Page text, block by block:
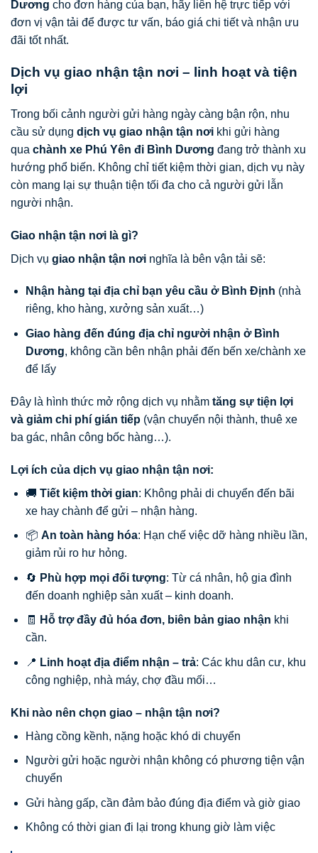
Dương cho đơn hàng của bạn, hãy liên hệ trực tiếp với
đơn vị vận tải để được tư vấn, báo giá chi tiết và nhận ưu
đãi tốt nhất.
Dịch vụ giao nhận tận nơi – linh hoạt và tiện
lợi
Trong bối cảnh người gửi hàng ngày càng bận rộn, nhu
cầu sử dụng dịch vụ giao nhận tận nơi khi gửi hàng
qua chành xe Phú Yên đi Bình Dương đang trở thành xu
hướng phổ biến. Không chỉ tiết kiệm thời gian, dịch vụ này
còn mang lại sự thuận tiện tối đa cho cả người gửi lẫn
người nhận.
Giao nhận tận nơi là gì?
Dịch vụ giao nhận tận nơi nghĩa là bên vận tải sẽ:
Nhận hàng tại địa chỉ bạn yêu cầu ở Bình Định (nhà
riêng, kho hàng, xưởng sản xuất…)
Giao hàng đến đúng địa chỉ người nhận ở Bình
Dương, không cần bên nhận phải đến bến xe/chành xe
để lấy
Đây là hình thức mở rộng dịch vụ nhằm tăng sự tiện lợi
và giảm chi phí gián tiếp (vận chuyển nội thành, thuê xe
ba gác, nhân công bốc hàng…).
Lợi ích của dịch vụ giao nhận tận nơi:
🚚 Tiết kiệm thời gian: Không phải di chuyển đến bãi
xe hay chành để gửi – nhận hàng.
📦 An toàn hàng hóa: Hạn chế việc dỡ hàng nhiều lần,
giảm rủi ro hư hỏng.
🔄 Phù hợp mọi đối tượng: Từ cá nhân, hộ gia đình
đến doanh nghiệp sản xuất – kinh doanh.
🧾 Hỗ trợ đầy đủ hóa đơn, biên bản giao nhận khi
cần.
📍 Linh hoạt địa điểm nhận – trả: Các khu dân cư, khu
công nghiệp, nhà máy, chợ đầu mối…
Khi nào nên chọn giao – nhận tận nơi?
Hàng cồng kềnh, nặng hoặc khó di chuyển
Người gửi hoặc người nhận không có phương tiện vận
chuyển
Gửi hàng gấp, cần đảm bảo đúng địa điểm và giờ giao
Không có thời gian đi lại trong khung giờ làm việc